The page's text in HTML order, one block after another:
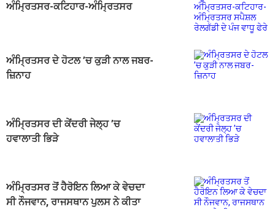
ਅੰਮ੍ਰਿਤਸਰ-ਕਟਿਹਾਰ-ਅੰਮ੍ਰਿਤਸਰ
ਅੰਮ੍ਰਿਤਸਰ ਦੇ ਹੋਟਲ ’ਚ ਕੁੜੀ ਨਾਲ ਜਬਰ-
ਜ਼ਿਨਾਹ
ਅੰਮ੍ਰਿਤਸਰ ਦੀ ਕੇਂਦਰੀ ਜੇਲ੍ਹ ’ਚ
ਹਵਾਲਾਤੀ ਭਿੜੇ
ਅੰਮ੍ਰਿਤਸਰ ਤੋਂ ਹੈਰੋਇਨ ਲਿਆ ਕੇ ਵੇਚਦਾ
ਸੀ ਨੌਜਵਾਨ, ਰਾਜਸਥਾਨ ਪੁਲਸ ਨੇ ਕੀਤਾ